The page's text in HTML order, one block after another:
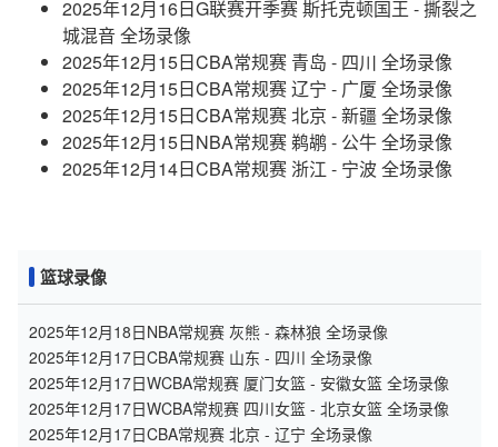
2025年12月16日G联赛开季赛 斯托克顿国王 - 撕裂之
城混音 全场录像
2025年12月15日CBA常规赛 青岛 - 四川 全场录像
2025年12月15日CBA常规赛 辽宁 - 广厦 全场录像
2025年12月15日CBA常规赛 北京 - 新疆 全场录像
2025年12月15日NBA常规赛 鹈鹕 - 公牛 全场录像
2025年12月14日CBA常规赛 浙江 - 宁波 全场录像
篮球录像
2025年12月18日NBA常规赛 灰熊 - 森林狼 全场录像
2025年12月17日CBA常规赛 山东 - 四川 全场录像
2025年12月17日WCBA常规赛 厦门女篮 - 安徽女篮 全场录像
2025年12月17日WCBA常规赛 四川女篮 - 北京女篮 全场录像
2025年12月17日CBA常规赛 北京 - 辽宁 全场录像